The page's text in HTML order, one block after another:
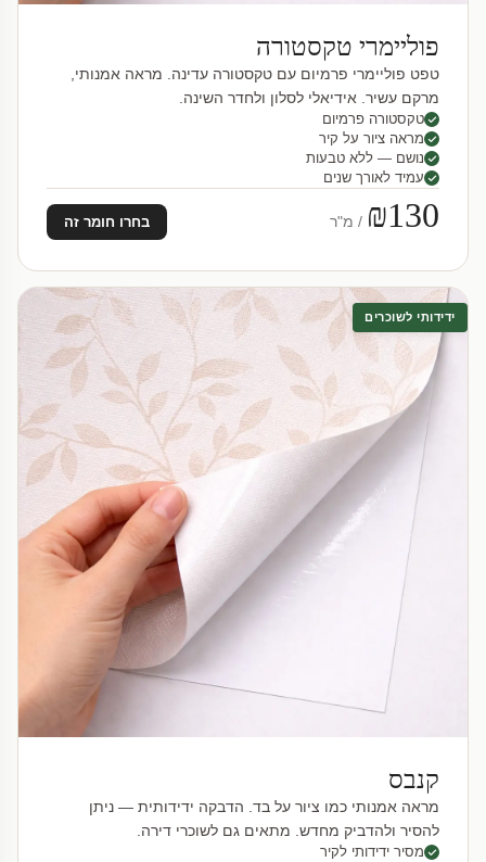
פוליימרי טקסטורה
טפט פוליימרי פרמיום עם טקסטורה עדינה. מראה אמנותי,
מרקם עשיר. אידיאלי לסלון ולחדר השינה.
טקסטורה פרמיום
מראה ציור על קיר
נושם — ללא טבעות
עמיד לאורך שנים
₪130 / מ"ר בחרו חומר זה
ידידותי לשוכרים
קנבס
מראה אמנותי כמו ציור על בד. הדבקה ידידותית — ניתן
להסיר ולהדביק מחדש. מתאים גם לשוכרי דירה.
מסיר ידידותי לקיר